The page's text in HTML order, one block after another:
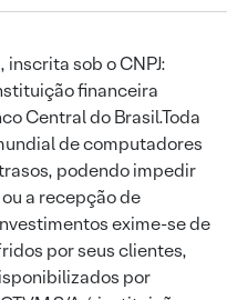
inscrita sob o CNPJ:
financeira
Central do Brasil.Toda
de computadores
podendo impedir
a recepção de
exime-se de
por seus clientes,
por